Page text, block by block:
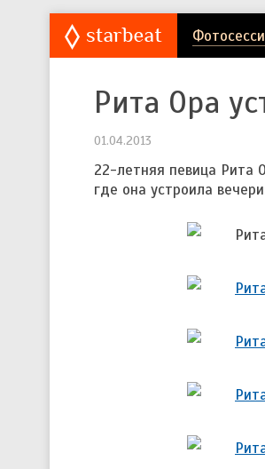
Рита Ора
01.04.2013
22-летняя певица Рита
где она устроила